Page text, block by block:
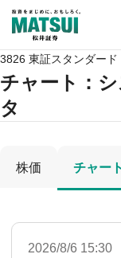
3826 東証スタンダード
チャート：
タ
株価 チャート
2026/8/6 15:30